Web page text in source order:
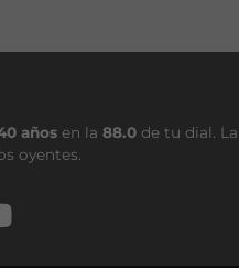
años en la 88.0 de tu dial.
oyentes.